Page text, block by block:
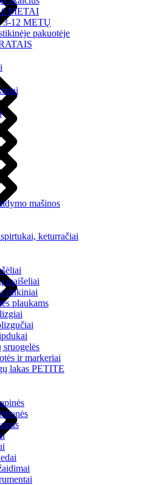
METAI
3-12 METŲ
pakuotėje
mašinos
keturračiai
maišeliai
rinkiniai
plaukams
sruogelės
ir markeriai
lakas PETITE